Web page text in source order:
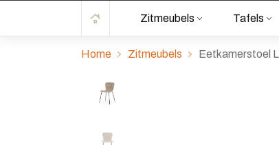
Zitmeubels Tafels
Home Zitmeubels Eetkamerstoel